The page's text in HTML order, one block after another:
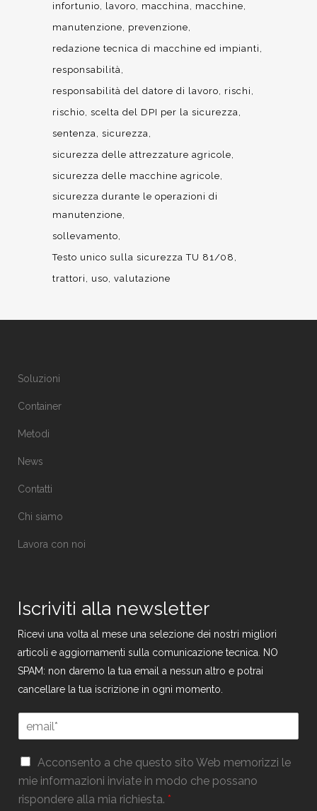
infortunio
lavoro macchina
macchine
manutenzione
prevenzione
redazione tecnica di macchine ed impianti
responsabilità
responsabilità del datore di lavoro
rischi
rischio scelta del DPI per la sicurezza
sentenza sicurezza
sicurezza delle attrezzature agricole
sicurezza delle macchine agricole
sicurezza durante le operazioni di
manutenzione
sollevamento
Testo unico sulla sicurezza TU 81/08
trattori
uso valutazione
Soluzioni
Container
Metodi
News
Contatti
Chi siamo
Lavora con noi
Iscriviti alla newsletter
Ricevi una volta al mese una selezione dei nostri migliori
articoli e aggiornamenti sulla comunicazione tecnica. NO
SPAM: non daremo la tua email a nessun altro e potrai
cancellare la tua iscrizione in ogni momento.
m
l
*
G
D
P
G
P
R
Acconsento a che questo sito Web memorizzi le
mie informazioni inviate in modo che possano
rispondere alla mia richiesta. *